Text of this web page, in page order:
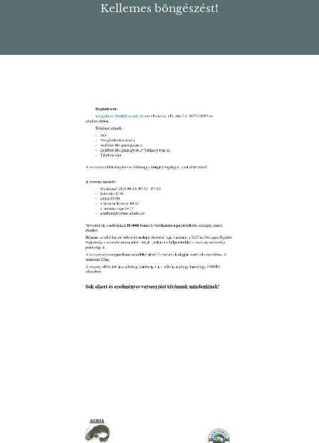
Kellemes böngészést!